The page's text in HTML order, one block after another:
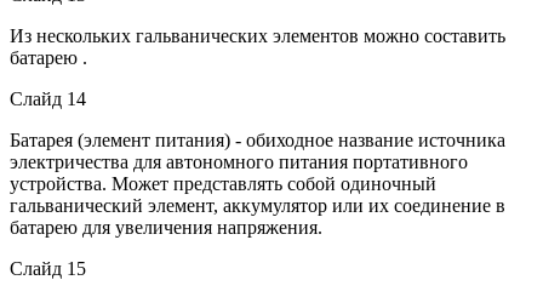
Из нескольких гальванических элементов можно составить
батарею .
Слайд 14
Батарея (элемент питания) - обиходное название источника
электричества для автономного питания портативного
устройства. Может представлять собой одиночный
гальванический элемент, аккумулятор или их соединение в
батарею для увеличения напряжения.
Слайд 15